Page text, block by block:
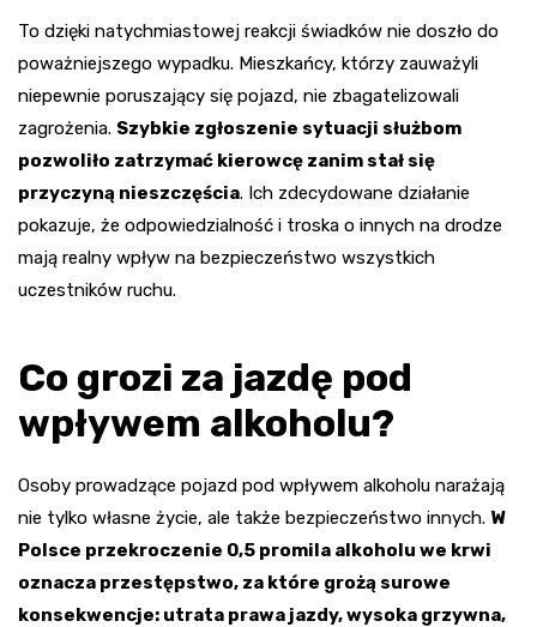
To dzięki natychmiastowej reakcji świadków nie doszło do
poważniejszego wypadku. Mieszkańcy, którzy zauważyli
niepewnie poruszający się pojazd, nie zbagatelizowali
zagrożenia. Szybkie zgłoszenie sytuacji służbom
pozwoliło zatrzymać kierowcę zanim stał się
przyczyną nieszczęścia. Ich zdecydowane działanie
pokazuje, że odpowiedzialność i troska o innych na drodze
mają realny wpływ na bezpieczeństwo wszystkich
uczestników ruchu.
Co grozi za jazdę pod
wpływem alkoholu?
Osoby prowadzące pojazd pod wpływem alkoholu narażają
nie tylko własne życie, ale także bezpieczeństwo innych. W
Polsce przekroczenie 0,5 promila alkoholu we krwi
oznacza przestępstwo, za które grożą surowe
konsekwencje: utrata prawa jazdy, wysoka grzywna,